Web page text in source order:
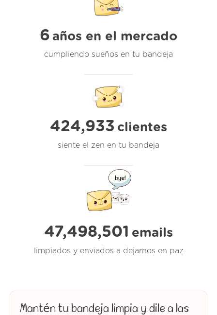
6 años en el mercado
cumpliendo sueños en tu bandeja
424,933 clientes
siente el zen en tu bandeja
47,498,501 emails
limpiados y enviados a dejarnos en paz
Mantén tu bandeja limpia y dile a las